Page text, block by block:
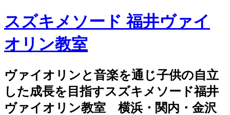
スズキメソード 福井ヴァイ
オリン教室
ヴァイオリンと音楽を通じ子供の自立
した成長を目指すスズキメソード福井
ヴァイオリン教室 横浜・関内・金沢